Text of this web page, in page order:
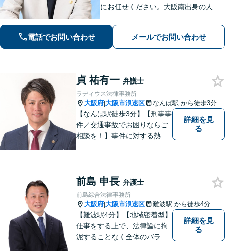
にお任せください。大阪南出身の人情
通事故に遭われてお困りの方はお気軽
にお電話ください【当日／夜間／休日
の相談可】
電話でお問い合わせ メールでお問い合わせ
貞 祐有一 弁護士
ラディウス法律事務所
大阪府|大阪市浪速区 なんば駅 から徒歩3分
【なんば駅徒歩3分】【刑事事
件／交通事故でお困りならご
相談を！】事件に対する熱い
の弁護を大切にしておりま
す。【LINEやメールの問い合
わせ可】
詳細を見
る
前島 申長 弁護士
前島綜合法律事務所
大阪府|大阪市浪速区 難波駅 から徒歩4分
【難波駅4分】【地域密着型】
仕事をする上で、法律論に拘
泥することなく全体のバラン
詳細を見
る